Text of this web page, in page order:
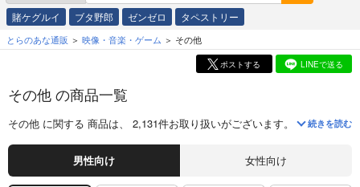
賭ケグルイ ブタ野郎 ゼンゼロ タペストリー
とらのあな通販 映像・音楽・ゲーム その他
ポストする LINEで送る
その他 の商品一覧
その他 に関する 商品は、 2,131件お取り扱いがございます。「(BD)「少
続きを読む
男性向け 女性向け